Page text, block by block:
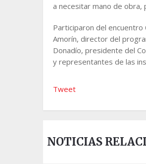
a necesitar mano de obra,
Participaron del
Amorín, director del
Donadío, presidente del
y representantes de las
Tweet
NOTICIAS